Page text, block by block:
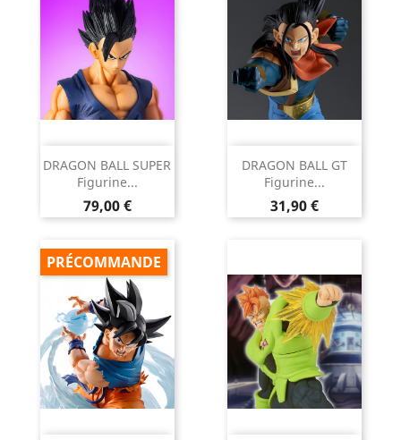
DRAGON BALL SUPER
Figurine...
Prix
79,00 €
DRAGON BALL GT
Figurine...
Prix
31,90 €
PRÉCOMMANDE